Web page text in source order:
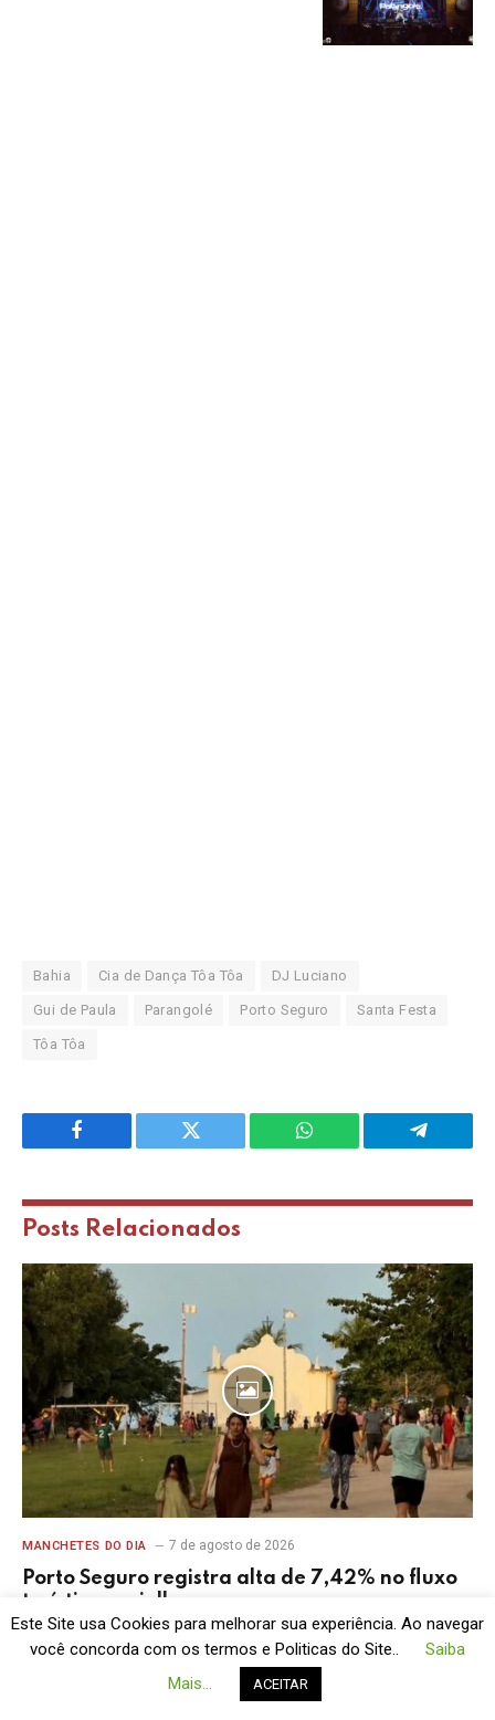
Bahia Cia de Dança Tôa Tôa DJ Luciano
Gui de Paula Parangolé Porto Seguro Santa Festa
Tôa Tôa
Facebook Twitter WhatsApp Telegram
Posts Relacionados
MANCHETES DO DIA 7 de agosto de 2026
Porto Seguro registra alta de 7,42% no fluxo
turístico em julho
Este Site usa Cookies para melhorar sua experiência. Ao navegar
você concorda com os termos e Politicas do Site..
Saiba
Mais...
ACEITAR